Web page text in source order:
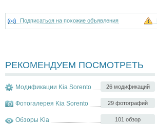
Подписаться на похожие объявления
РЕКОМЕНДУЕМ ПОСМОТРЕТЬ
26 модификаций
Модификации Kia Sorento
29 фотографий
Фотогалерея Kia Sorento
101 обзор
Обзоры Kia